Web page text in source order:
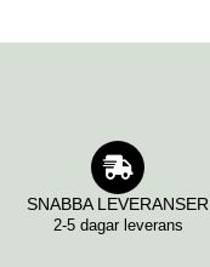
SNABBA LEVERANSER
2-5 dagar leverans